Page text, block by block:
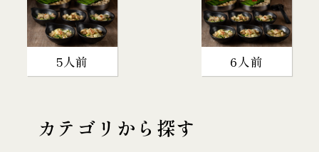
5人前 6人前
カテゴリから探す